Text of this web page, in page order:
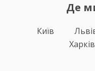
Де
Київ
Харків